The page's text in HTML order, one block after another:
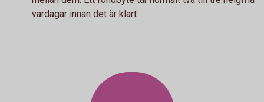
vardagar innan det är klart